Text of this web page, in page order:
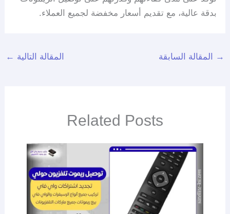
بدقة عالية، مع تقديم أسعار مخفضة لجميع العملاء.
→ المقالة السابقة المقالة التالية ←
Related Posts